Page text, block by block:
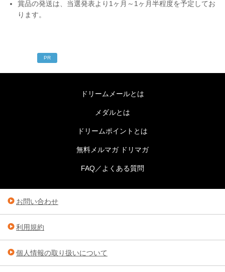
賞品の発送は、当選発表より1ヶ月～1ヶ月半程度を予定してお
ります。
PR
ドリームメールとは
メダルとは
ドリームポイントとは
無料メルマガ ドリマガ
FAQ／よくある質問
お問い合わせ
利用規約
個人情報の取り扱いについて